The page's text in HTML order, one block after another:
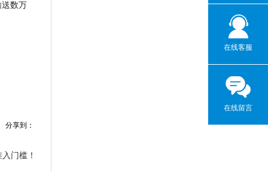
数万
分享到：
门槛！
在线客服
在线留言